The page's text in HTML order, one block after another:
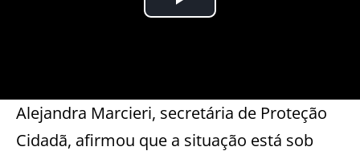
Alejandra Marcieri, secretária de Proteção
Cidadã, afirmou que a situação está sob